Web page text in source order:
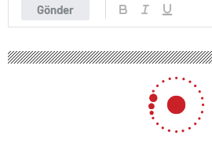
Gönder